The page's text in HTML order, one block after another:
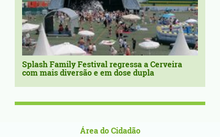
Splash Family Festival regressa a Cerveira
com mais diversão e em dose dupla
Área do Cidadão